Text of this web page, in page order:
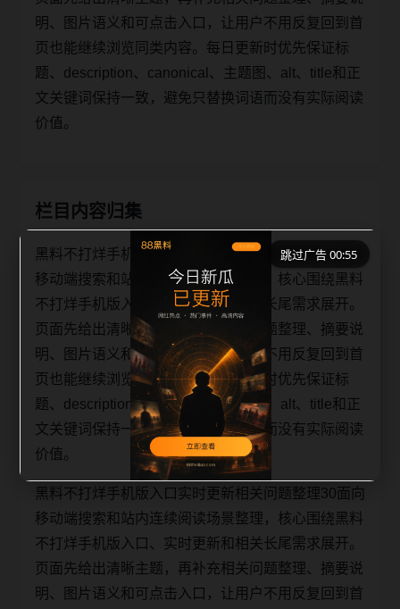
明、图片语义和可点击入口，让用户不用反复回到首
页也能继续浏览同类内容。每日更新时优先保证标
题、description、canonical、主题图、alt、title和正
文关键词保持一致，避免只替换词语而没有实际阅读
价值。
栏目内容归集
黑料不打烊手机版入口实时更新相关问题整理30面向
移动端搜索和站内连续阅读场景整理，核心围绕黑料
不打烊手机版入口、实时更新和相关长尾需求展开。
页面先给出清晰主题，再补充相关问题整理、摘要说
明、图片语义和可点击入口，让用户不用反复回到首
页也能继续浏览同类内容。每日更新时优先保证标
题、description、canonical、主题图、alt、title和正
文关键词保持一致，避免只替换词语而没有实际阅读
价值。
黑料不打烊手机版入口实时更新相关问题整理30面向
移动端搜索和站内连续阅读场景整理，核心围绕黑料
不打烊手机版入口、实时更新和相关长尾需求展开。
页面先给出清晰主题，再补充相关问题整理、摘要说
明、图片语义和可点击入口，让用户不用反复回到首
跳过广告 00:55